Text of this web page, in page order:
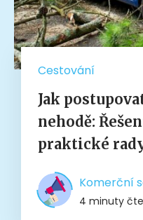
Cestování
Jak
nehodě:
praktické
Komerční
4 minuty